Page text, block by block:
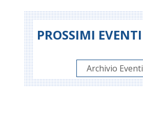
PROSSIMI EVENTI
Archivio Eventi